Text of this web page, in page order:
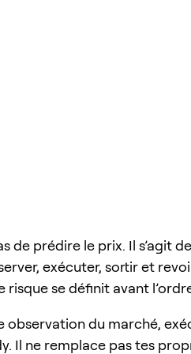
de prédire le prix. Il s’agit
exécuter, sortir et
se définit avant
observation du marché,
Il ne remplace pas tes